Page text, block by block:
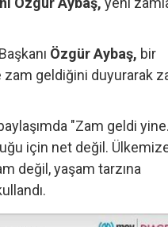
Özgür Aybaş, bir
geldiğini duyurarak
"Zam geldi yine.
için net değil.
değil, yaşam tarzına